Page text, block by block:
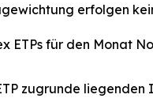
erfolgen
ETPs für den Monat
zugrunde